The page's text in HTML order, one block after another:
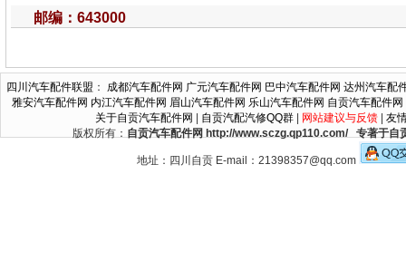
邮编：643000
四川汽车配件联盟 ： 成都汽车配件网 广元汽车配件网 巴中汽车配件网 达州汽车配
雅安汽车配件网 内江汽车配件网 眉山汽车配件网 乐山汽车配件网 自贡汽车配件网
关于自贡汽车配件网
自贡汽配汽修QQ群| 网站建议与反馈| 友
版权所有： 自贡汽车配件网 http://www.sczg.qp110.com/ 专著于自
地址：四川自贡 E-mail：21398357@qq.com